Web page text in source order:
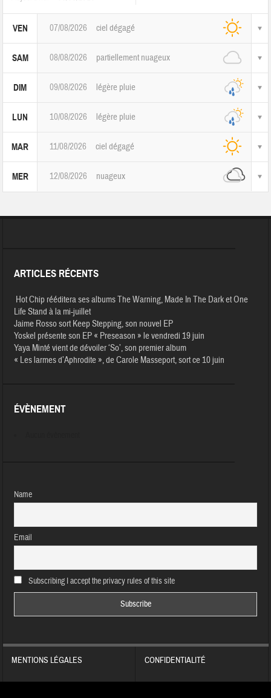
VEN 07/08/2026 ciel dégagé
SAM 08/08/2026 partiellement nuageux
DIM 09/08/2026 légère pluie
LUN 10/08/2026 légère pluie
MAR 11/08/2026 ciel dégagé
MER 12/08/2026 nuageux
ARTICLES RÉCENTS
Hot Chip rééditera ses albums The Warning, Made In The Dark et One
Life Stand à la mi-juillet
Jaime Rosso sort Keep Stepping, son nouvel EP
Yoskel présente son EP « Preseason » le vendredi 19 juin
Yaya Minté vient de dévoiler ‘So’, son premier album
« Les larmes d’Aphrodite », de Carole Masseport, sort ce 10 juin
ÉVÈNEMENT
Name
Email
Subscribing I accept the privacy rules of this site
MENTIONS LÉGALES CONFIDENTIALITÉ